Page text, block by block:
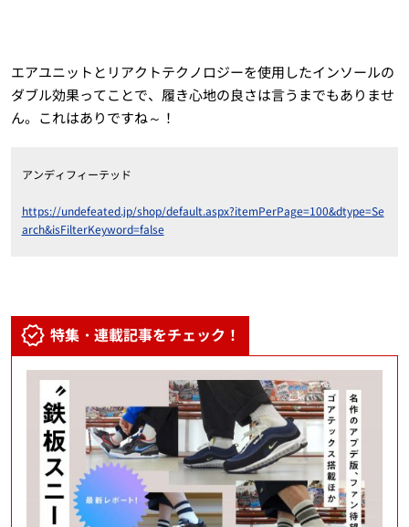
エアユニットとリアクトテクノロジーを使用したインソールの
ダブル効果ってことで、履き心地の良さは言うまでもありませ
ん。これはありですね～！
アンディフィーテッド
https://undefeated.jp/shop/default.aspx?itemPerPage=100&dtype=Se
arch&isFilterKeyword=false
特集・連載記事をチェック！